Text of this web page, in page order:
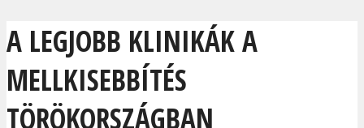
A LEGJOBB KLINIKÁK A
MELLKISEBBÍTÉS
TÖRÖKORSZÁGBAN